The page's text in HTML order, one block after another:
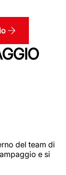
del team di
e si